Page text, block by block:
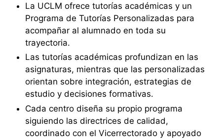
La UCLM ofrece tutorías académicas y un
Programa de Tutorías Personalizadas para
acompañar al alumnado en toda su
trayectoria.
Las tutorías académicas profundizan en las
asignaturas, mientras que las personalizadas
orientan sobre integración, estrategias de
estudio y decisiones formativas.
Cada centro diseña su propio programa
siguiendo las directrices de calidad,
coordinado con el Vicerrectorado y apoyado